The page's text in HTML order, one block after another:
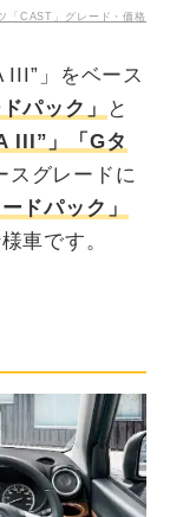
「CAST」グレード・価格
III”」をベース
パック」
と
III”」「Gタ
スグレードに
ドパック」
車です。